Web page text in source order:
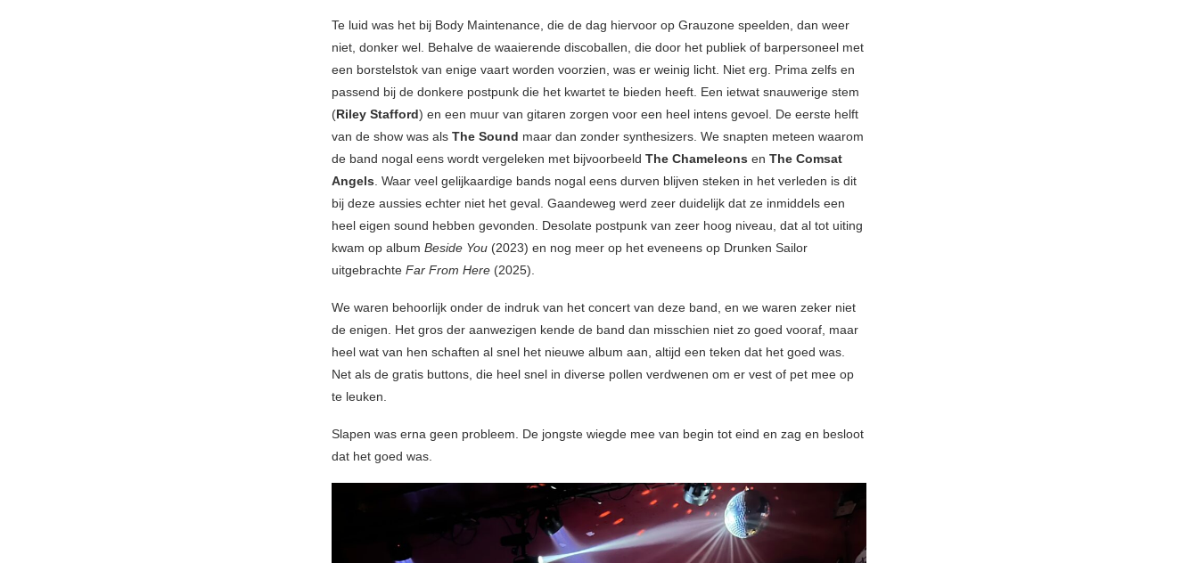
Te luid was het bij Body Maintenance, die de dag hiervoor op Grauzone speelden, dan weer
niet, donker wel. Behalve de waaierende discoballen, die door het publiek of barpersoneel met
een borstelstok van enige vaart worden voorzien, was er weinig licht. Niet erg. Prima zelfs en
passend bij de donkere postpunk die het kwartet te bieden heeft. Een ietwat snauwerige stem
(Riley Stafford) en een muur van gitaren zorgen voor een heel intens gevoel. De eerste helft
van de show was als The Sound maar dan zonder synthesizers. We snapten meteen waarom
de band nogal eens wordt vergeleken met bijvoorbeeld The Chameleons en The Comsat
Angels. Waar veel gelijkaardige bands nogal eens durven blijven steken in het verleden is dit
bij deze aussies echter niet het geval. Gaandeweg werd zeer duidelijk dat ze inmiddels een
heel eigen sound hebben gevonden. Desolate postpunk van zeer hoog niveau, dat al tot uiting
kwam op album Beside You (2023) en nog meer op het eveneens op Drunken Sailor
uitgebrachte Far From Here (2025).
We waren behoorlijk onder de indruk van het concert van deze band, en we waren zeker niet
de enigen. Het gros der aanwezigen kende de band dan misschien niet zo goed vooraf, maar
heel wat van hen schaften al snel het nieuwe album aan, altijd een teken dat het goed was.
Net als de gratis buttons, die heel snel in diverse pollen verdwenen om er vest of pet mee op
te leuken.
Slapen was erna geen probleem. De jongste wiegde mee van begin tot eind en zag en besloot
dat het goed was.